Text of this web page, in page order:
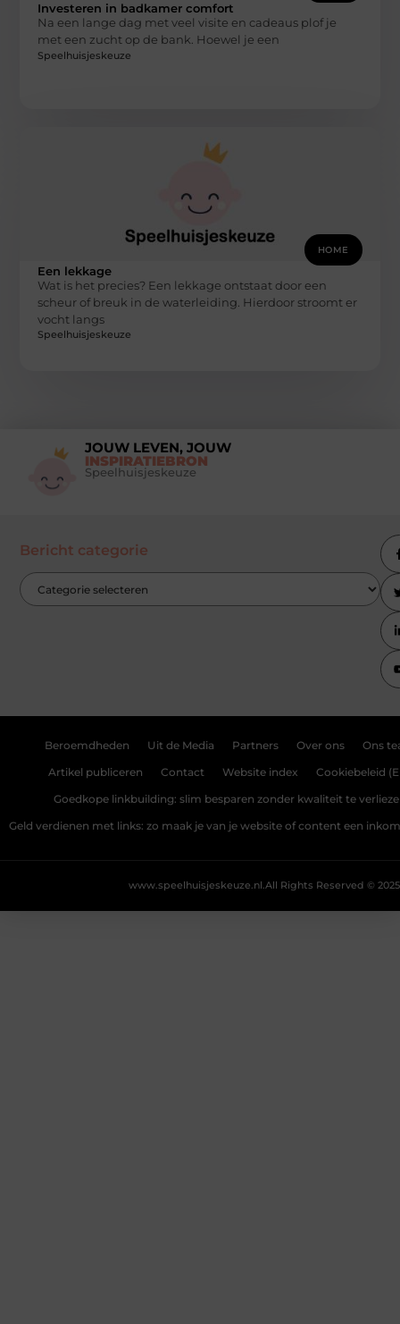
Investeren in badkamer comfort
Na een lange dag met veel visite en cadeaus plof je
met een zucht op de bank. Hoewel je een
Speelhuisjeskeuze
HOME
Een lekkage
Wat is het precies? Een lekkage ontstaat door een
scheur of breuk in de waterleiding. Hierdoor stroomt er
vocht langs
Speelhuisjeskeuze
JOUW LEVEN, JOUW
INSPIRATIEBRON
Speelhuisjeskeuze
Bericht categorie
Beroemdheden Uit de Media Partners Over ons Ons
Artikel publiceren Contact Website index Cookiebeleid
Goedkope linkbuilding: slim besparen zonder kwaliteit te
Geld verdienen met links: zo maak je van je website of content een
All Rights Reserved © 2025
www.speelhuisjeskeuze.nl.